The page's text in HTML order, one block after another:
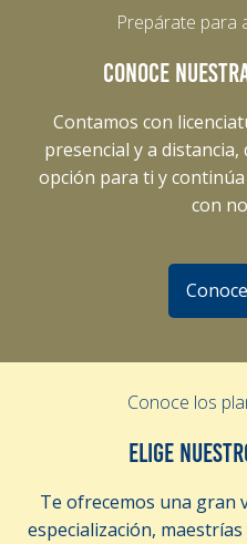
Prepárate para
CONOCE
Contamos con
presencial y a
opción para ti y
con
Conoce los
ELIGE
Te ofrecemos una gran
especialización,